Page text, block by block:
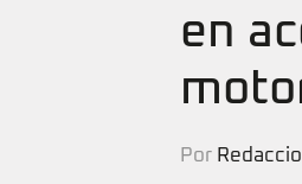
en
Por